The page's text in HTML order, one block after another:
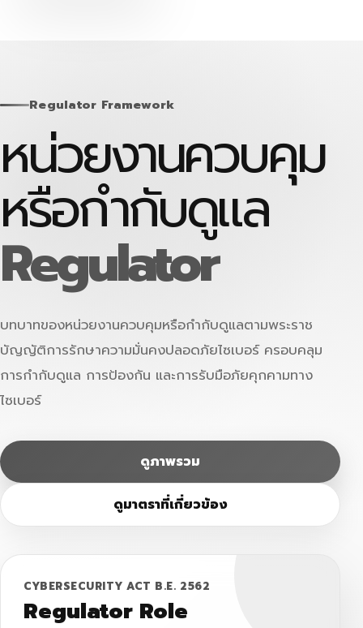
Regulator Framework
หน่วยงานควบคุม
หรือกำกับดูแล
Regulator
บทบาทของหน่วยงานควบคุมหรือกำกับดูแลตามพระราช
บัญญัติการรักษาความมั่นคงปลอดภัยไซเบอร์ ครอบคลุม
การกำกับดูแล การป้องกัน และการรับมือภัยคุกคามทาง
ไซเบอร์
ดูภาพรวม
ดูมาตราที่เกี่ยวข้อง
CYBERSECURITY ACT B.E. 2562
Regulator Role